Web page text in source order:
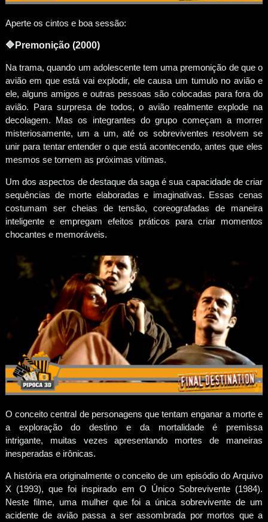
Aperte os cintos e boa sessão:
🔷 Premonição (2000)
Na trama, quando um adolescente tem uma premonição de que o
avião em que está vai explodir, ele causa um tumulo no avião e
ele, alguns amigos e outras pessoas são colocadas para fora do
avião. Para surpresa de todos, o avião realmente explode na
decolagem. Mas os integrantes do grupo começam a morrer
misteriosamente, um a um, até os sobreviventes resolvem se
unir para tentar entender o que está acontecendo, antes que eles
mesmos se tornem as próximas vítimas.
Um dos aspectos de destaque da saga é sua capacidade de criar
sequências de morte elaboradas e imaginativas. Essas cenas
costumam ser cheias de tensão, coreografadas de maneira
inteligente e empregam efeitos práticos para criar momentos
chocantes e memoráveis.
O conceito central de personagens que tentam enganar a morte e
a exploração do destino e da mortalidade é premissa
intrigante, muitas vezes apresentando mortes de maneiras
inesperadas e irônicas.
A história era originalmente o conceito de um episódio do Arquivo
X (1993), que foi inspirado em O Único Sobrevivente (1984).
Neste filme, uma mulher que foi a única sobrevivente de um
acidente de avião passa a ser assombrada por mortos que a